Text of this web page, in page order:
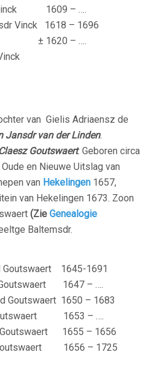
Vinck 1609 – ….
Vinck 1618 – 1696
± 1620 – ….
van Gielis Adriaensz de
Jansdr van der Linden.
Goutswaert. Geboren circa
en Nieuwe Uitslag van
van Hekelingen 1657,
van Hekelingen 1673. Zoon
(Zie Genealogie
Baltemsdr.
Goutswaert 1645-1691
Goutswaert 1647 – ….
Goutswaert 1650 – 1683
1653 – ….
Goutswaert 1655 – 1656
1656 – 1725